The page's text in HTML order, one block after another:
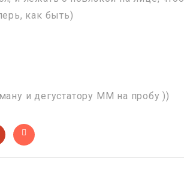
как быть)
и дегустатору ММ на пробу ))